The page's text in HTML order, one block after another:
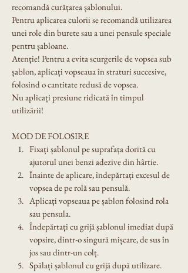
recomandă curățarea șablonului.
Pentru aplicarea culorii se recomandă utilizarea
unei role din burete sau a unei pensule speciale
pentru șabloane.
Atenție! Pentru a evita scurgerile de vopsea sub
șablon, aplicați vopseaua în straturi succesive,
folosind o cantitate redusă de vopsea.
Nu aplicați presiune ridicată în timpul
utilizării!
MOD DE FOLOSIRE
Fixați șablonul pe suprafața dorită cu
ajutorul unei benzi adezive din hârtie.
Înainte de aplicare, îndepărtați excesul de
vopsea de pe rolă sau pensulă.
Aplicați vopseaua pe șablon folosind rola
sau pensula.
Îndepărtați cu grijă șablonul imediat după
vopsire, dintr-o singură mișcare, de sus în
jos sau dintr-un colț.
Spălați șablonul cu grijă după utilizare.